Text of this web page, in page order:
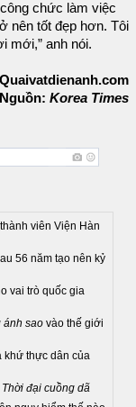
chức làm việc
nên tốt đẹp hơn. Tôi
mới,” anh nói.
Nguồn: Korea Times
viên Viện Hàn
56 năm tạo nên kỷ
vai trò quốc gia
ánh sao vào thế giới
khứ thực dân của
Thời đại cuồng dã